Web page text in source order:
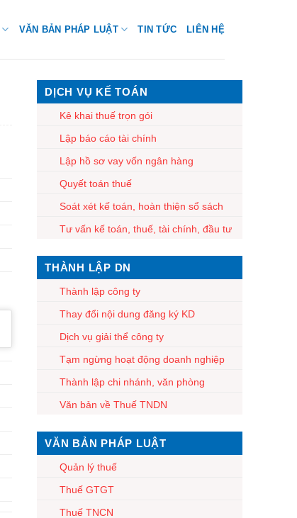
VĂN BẢN PHÁP LUẬT TIN TỨC LIÊN HỆ
DỊCH VỤ KẾ TOÁN
Kê khai thuế trọn gói
Lập báo cáo tài chính
Lập hồ sơ vay vốn ngân hàng
Quyết toán thuế
Soát xét kế toán, hoàn thiện sổ sách
Tư vấn kế toán, thuế, tài chính, đầu tư
THÀNH LẬP DN
Thành lập công ty
Thay đổi nội dung đăng ký KD
Dịch vụ giải thể công ty
Tạm ngừng hoạt động doanh nghiệp
Thành lập chi nhánh, văn phòng
Văn bản về Thuế TNDN
VĂN BẢN PHÁP LUẬT
Quản lý thuế
Thuế GTGT
Thuế TNCN